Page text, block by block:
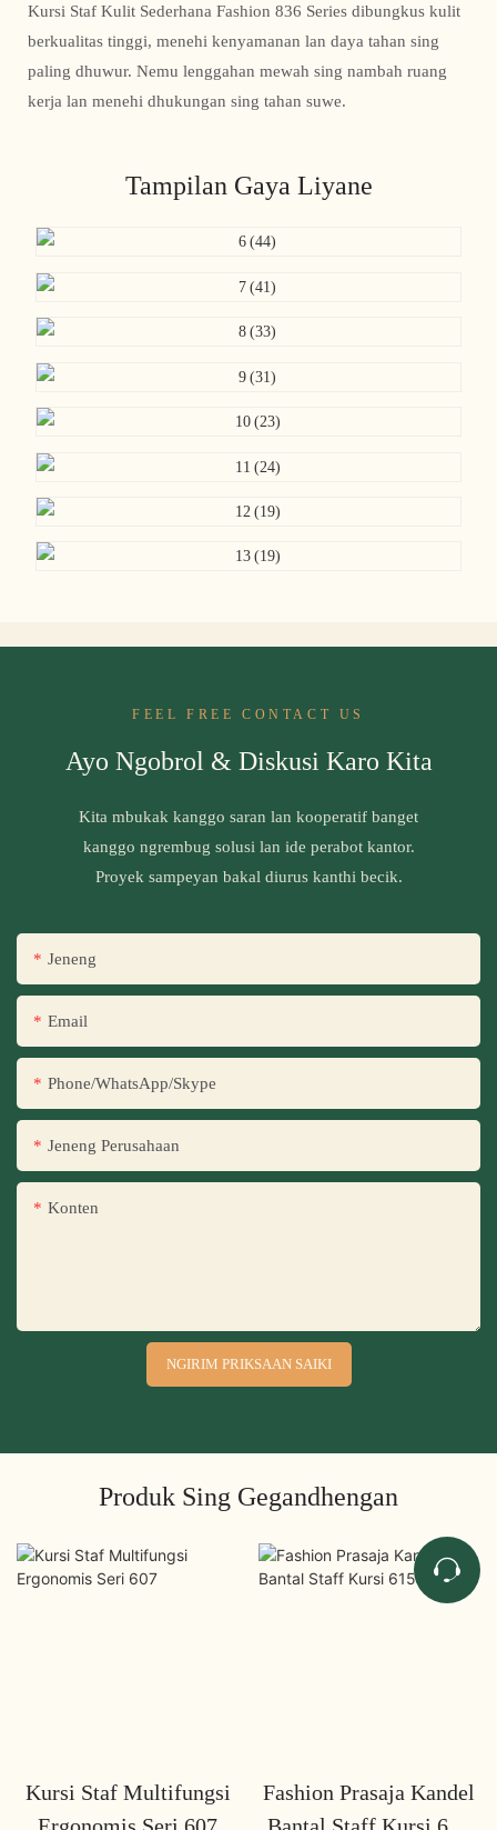
Kursi Staf Kulit Sederhana Fashion 836 Series dibungkus kulit
berkualitas tinggi, menehi kenyamanan lan daya tahan sing
paling dhuwur. Nemu lenggahan mewah sing nambah ruang
kerja lan menehi dhukungan sing tahan suwe.
Tampilan Gaya Liyane
FEEL FREE CONTACT US
Ayo Ngobrol & Diskusi Karo Kita
Kita mbukak kanggo saran lan kooperatif banget
kanggo ngrembug solusi lan ide perabot kantor.
Proyek sampeyan bakal diurus kanthi becik.
Jeneng
Email
Phone/WhatsApp/Skype
Jeneng Perusahaan
Konten
NGIRIM PRIKSAAN SAIKI
Produk Sing Gegandhengan
Kursi Staf Multifungsi
Fashion Prasaja Kandel